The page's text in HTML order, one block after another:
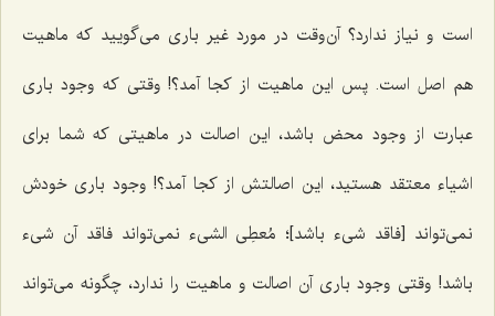
است و نیاز ندارد؟ آن‌وقت در مورد غیر بارى مى‌گویید که ماهیت
هم اصل است. پس این ماهیت از کجا آمد؟! وقتى که وجود بارى
عبارت از وجود محض باشد، این اصالت در ماهیتى که شما براى
اشیاء معتقد هستید، این اصالتش از کجا آمد؟! وجود باری خودش
نمى‌تواند [فاقد شیء باشد]؛ مُعطِى الشی‌ء نمی‌تواند فاقد آن شی‌ء
باشد! وقتى وجود بارى آن اصالت و ماهیت را ندارد، چگونه می‌تواند